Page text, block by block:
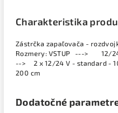
Charakteristika
Zástrčka zapaľovača -
Rozmery: VSTUP ---> 12/24
--> 2 x 12/24 V - standard -
200 cm
Dodatočné